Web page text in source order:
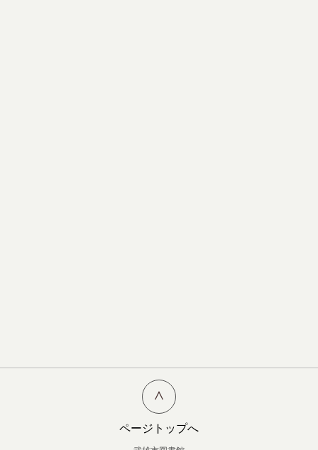
ページトップへ